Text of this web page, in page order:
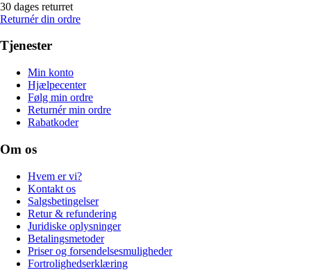
30 dages returret
Returnér din ordre
Tjenester
Min konto
Hjælpecenter
Følg min ordre
Returnér min ordre
Rabatkoder
Om os
Hvem er vi?
Kontakt os
Salgsbetingelser
Retur & refundering
Juridiske oplysninger
Betalingsmetoder
Priser og forsendelsesmuligheder
Fortrolighedserklæring